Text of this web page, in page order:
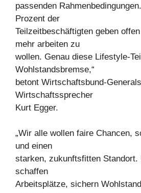
passenden
Prozent der
Teilzeitbeschäftigten geben
mehr arbeiten zu
wollen. Genau diese Lifestyle-
Wohlstandsbremse,“
betont Wirtschaftsbund-
Wirtschaftssprecher
Kurt Egger.
„Wir alle wollen faire Chancen,
und einen
starken, zukunftsfitten Standort.
schaffen
Arbeitsplätze, sichern